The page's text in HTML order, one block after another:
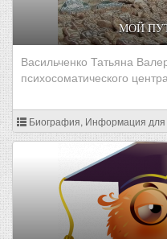
МОЙ
Васильченко Татьяна
психосоматического
Биография, Информация для